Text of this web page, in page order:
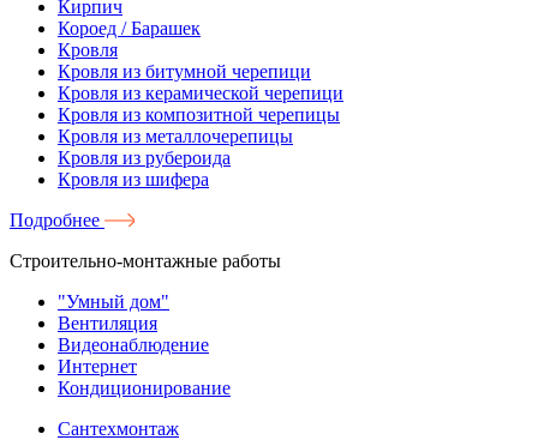
Кирпич
Короед / Барашек
Кровля
Кровля из битумной черепици
Кровля из керамической черепици
Кровля из композитной черепицы
Кровля из металлочерепицы
Кровля из рубероида
Кровля из шифера
Подробнее
Строительно-монтажные работы
"Умный дом"
Вентиляция
Видеонаблюдение
Интернет
Кондиционирование
Сантехмонтаж